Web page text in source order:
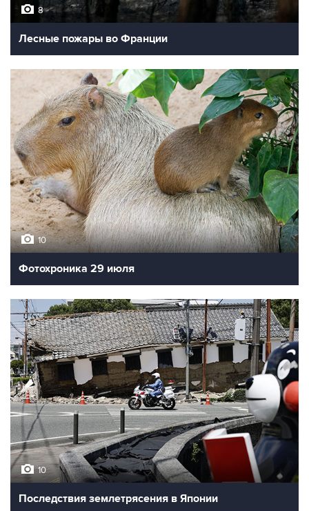
8
Лесные пожары во Франции
10
Фотохроника 29 июля
10
Последствия землетрясения в Японии